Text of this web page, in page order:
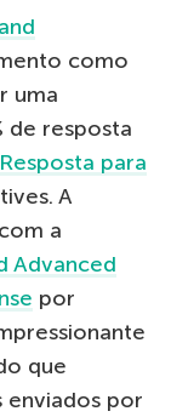
como
uma
de resposta
para
A
a
Advanced
por
que
enviados por